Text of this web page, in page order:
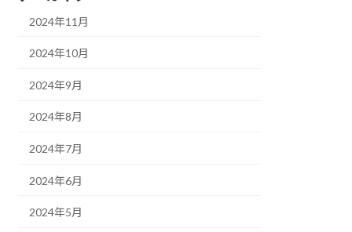
2024年11月
2024年10月
2024年9月
2024年8月
2024年7月
2024年6月
2024年5月